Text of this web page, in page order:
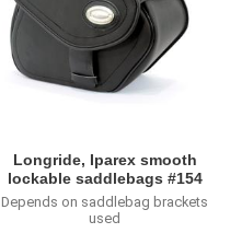
Longride, Iparex smooth
lockable saddlebags #154
Depends on saddlebag brackets
used